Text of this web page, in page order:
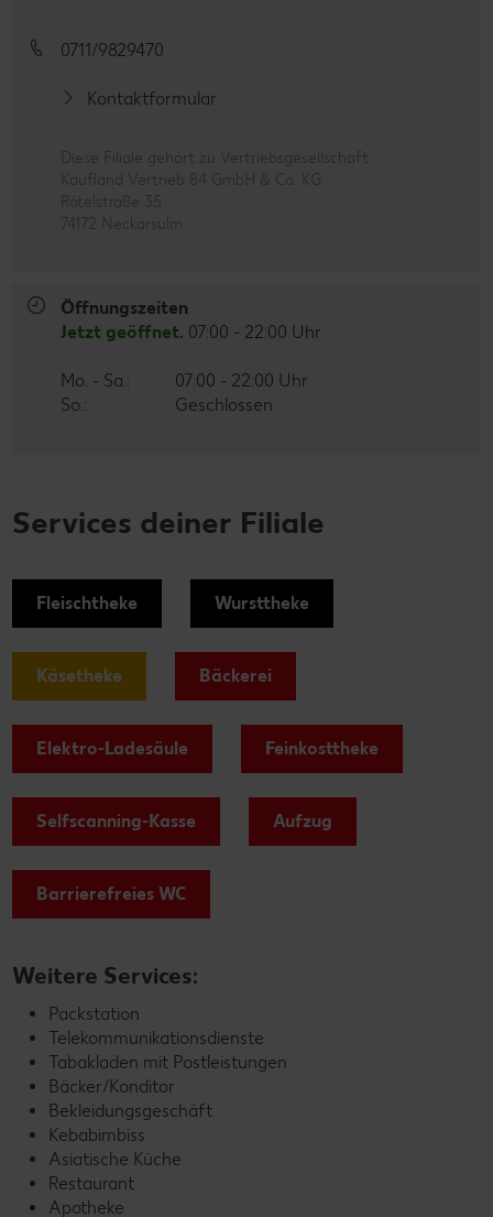
0711/9829470
Kontaktformular
Diese Filiale gehört zu Vertriebsgesellschaft
Kaufland Vertrieb 84 GmbH & Co. KG
Rötelstraße 35
74172 Neckarsulm
Öffnungszeiten
Jetzt geöffnet. 07:00 - 22:00 Uhr
Mo. - Sa.:
07:00 - 22:00 Uhr
So.:
Geschlossen
Services deiner Filiale
Fleischtheke Wursttheke
Käsetheke Bäckerei
Elektro-Ladesäule Feinkosttheke
Selfscanning-Kasse Aufzug
Barrierefreies WC
Weitere Services:
Packstation
Telekommunikationsdienste
Tabakladen mit Postleistungen
Bäcker/Konditor
Bekleidungsgeschäft
Kebabimbiss
Asiatische Küche
Restaurant
Apotheke